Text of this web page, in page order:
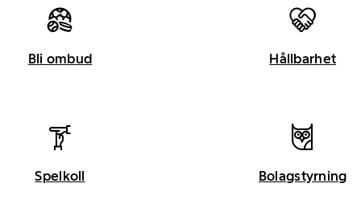
Bli ombud Hållbarhet
Spelkoll Bolagstyrning